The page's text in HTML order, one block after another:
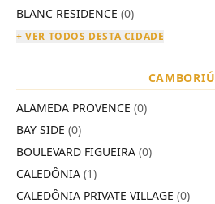
BLANC RESIDENCE (0)
+ VER TODOS DESTA CIDADE
CAMBORIÚ
ALAMEDA PROVENCE (0)
BAY SIDE (0)
BOULEVARD FIGUEIRA (0)
CALEDÔNIA (1)
CALEDÔNIA PRIVATE VILLAGE (0)